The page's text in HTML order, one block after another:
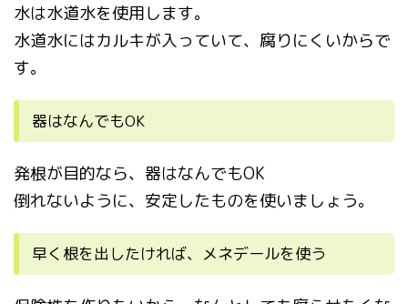
水は水道水を使用します。
水道水にはカルキが入っていて、腐りにくいからで
す。
器はなんでもOK
発根が目的なら、器はなんでもOK
倒れないように、安定したものを使いましょう。
早く根を出したければ、メネデールを使う